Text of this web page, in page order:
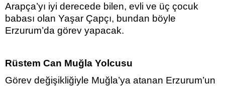
Arapça’yı iyi derecede bilen, evli ve üç çocuk
babası olan Yaşar Çapçı, bundan böyle
Erzurum’da görev yapacak.
Rüstem Can Muğla Yolcusu
Görev değişikliğiyle Muğla’ya atanan Erzurum’un